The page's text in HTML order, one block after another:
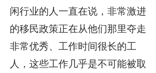
闲行业的人一直在说，非常激进
的移民政策正在从他们那里夺走
非常优秀、工作时间很长的工
人，这些工作几乎是不可能被取